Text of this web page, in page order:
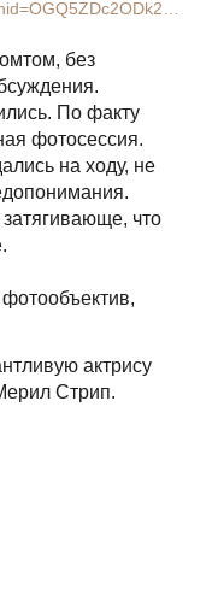
без
По факту
фотосессия.
на ходу, не
что
актрису
Стрип.